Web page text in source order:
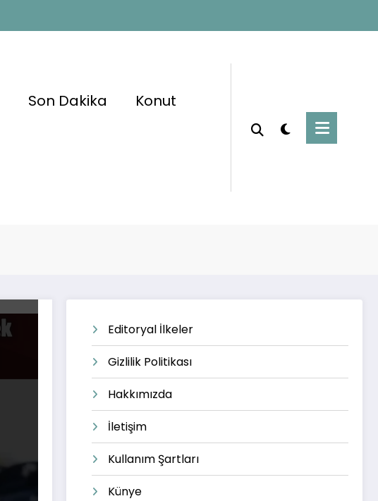
Son Dakika Konut
Editoryal İlkeler
Gizlilik Politikası
Hakkımızda
İletişim
Kullanım Şartları
Künye